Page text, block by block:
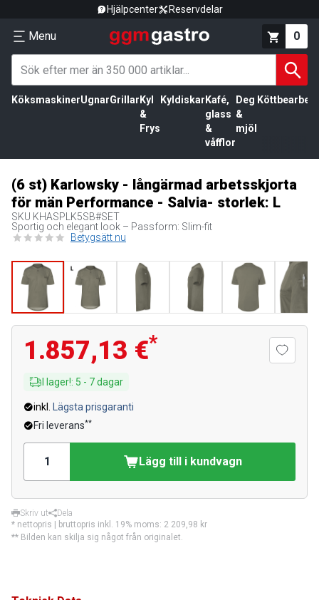
Hjälpcenter Reservdelar
Menu 0
KöksmaskinerUgnarGrillar Kyl
&
Frys
Kyldiskar Kafé,
glass
&
våfflor
Deg
&
mjöl
(6 st) Karlowsky - långärmad arbetsskjorta
för män Performance - Salvia- storlek: L
SKU KHASPLK5SB#SET
Sportig och elegant look – Passform: Slim-fit
Betygsätt nu
1.857,13 €*
I lager!: 5 - 7dagar
inkl.
Lägsta prisgaranti
Fri leverans**
Lägg till i kundvagn
Skriv ut
Dela
* nettopris | bruttopris inkl. 19% moms: 2 209,98 kr
** Bilden kan skilja sig något från originalet.